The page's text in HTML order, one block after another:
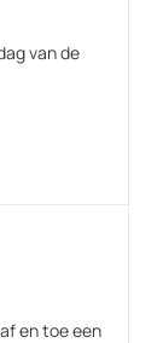
van de
en toe een